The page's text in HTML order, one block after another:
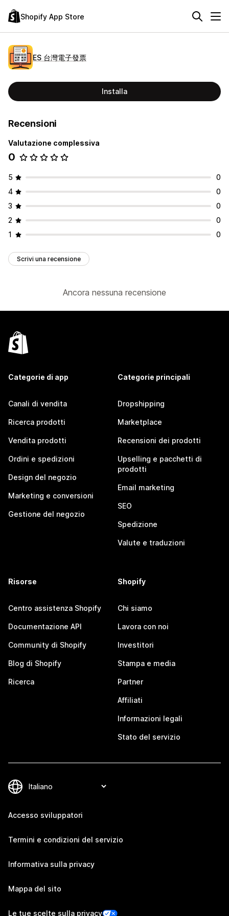
Shopify App Store
ES 台灣電子發票
Installa
Recensioni
Valutazione complessiva
0
5
0
4
0
3
0
2
0
1
0
Scrivi una recensione
Ancora nessuna recensione
Categorie di app
Canali di vendita
Ricerca prodotti
Vendita prodotti
Ordini e spedizioni
Design del negozio
Marketing e conversioni
Gestione del negozio
Categorie principali
Dropshipping
Marketplace
Recensioni dei prodotti
Upselling e pacchetti di
prodotti
Email marketing
SEO
Spedizione
Valute e traduzioni
Risorse
Centro assistenza Shopify
Documentazione API
Community di Shopify
Blog di Shopify
Ricerca
Shopify
Chi siamo
Lavora con noi
Investitori
Stampa e media
Partner
Affiliati
Informazioni legali
Stato del servizio
Accesso sviluppatori
Termini e condizioni del servizio
Informativa sulla privacy
Mappa del sito
Le tue scelte sulla privacy